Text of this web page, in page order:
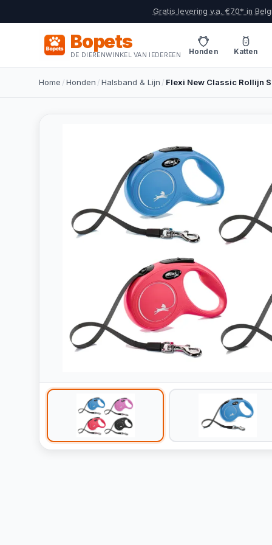
Gratis levering v.a. €70* in
Bopets
DE DIERENWINKEL VAN IEDEREEN Honden Katten
Home /Honden /Halsband & Lijn / Flexi New Classic Rollijn